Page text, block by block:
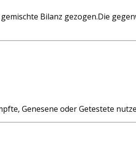
Bilanz gezogen.Die
Genesene oder Getestete